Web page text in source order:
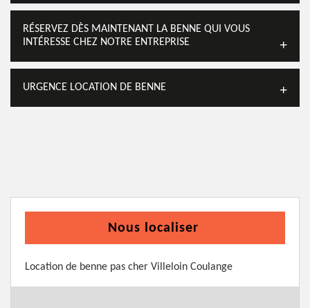
RÉSERVEZ DÈS MAINTENANT LA BENNE QUI VOUS
INTÉRESSE CHEZ NOTRE ENTREPRISE
URGENCE LOCATION DE BENNE
Nous localiser
Location de benne pas cher Villeloin Coulange